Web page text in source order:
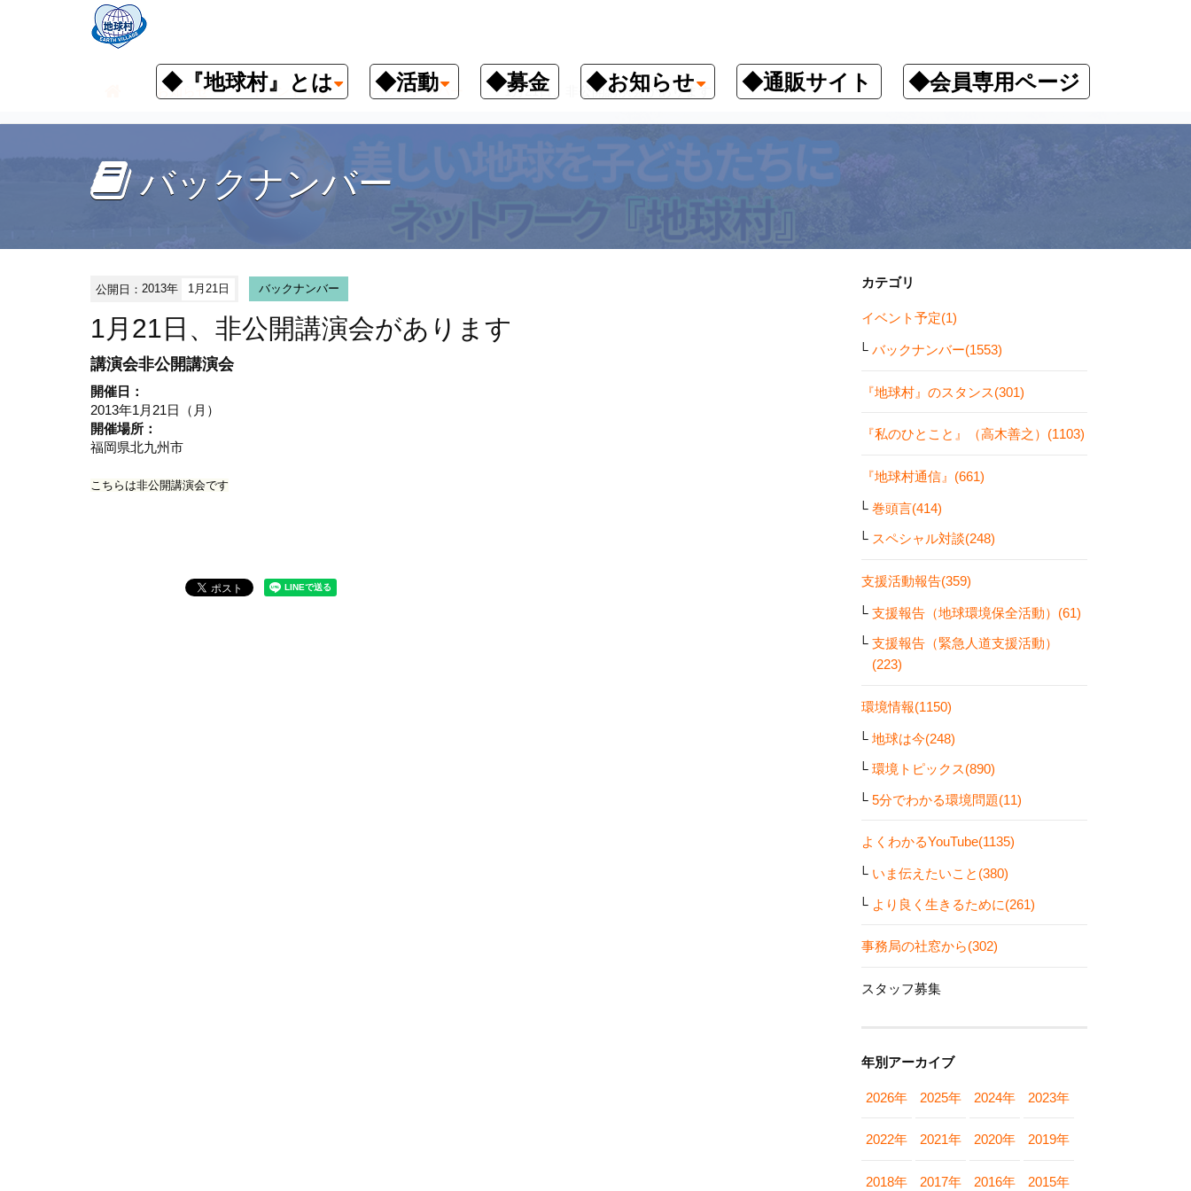
◆『地球村』とは ◆活動 ◆募金 ◆お知らせ ◆通販サイト ◆会員専用ページ
お知らせ イベント予定 バックナンバー 1月21日、非公開講演会があります
バックナンバー
公開日：2013年 1月21日 バックナンバー
1月21日、非公開講演会があります
講演会非公開講演会
開催日：
2013年1月21日（月）
開催場所：
福岡県北九州市
こちらは非公開講演会です
カテゴリ
イベント予定(1)
バックナンバー(1553)
『地球村』のスタンス(301)
『私のひとこと』（高木善之）(1103)
『地球村通信』(661)
巻頭言(414)
スペシャル対談(248)
支援活動報告(359)
支援報告（地球環境保全活動）(61)
支援報告（緊急人道支援活動）
(223)
環境情報(1150)
地球は今(248)
環境トピックス(890)
5分でわかる環境問題(11)
よくわかるYouTube(1135)
いま伝えたいこと(380)
より良く生きるために(261)
事務局の社窓から(302)
スタッフ募集
年別アーカイブ
2026年 2025年 2024年 2023年
2022年 2021年 2020年 2019年
2018年 2017年 2016年 2015年